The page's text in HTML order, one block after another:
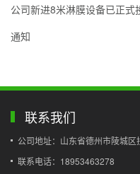
公司新进8米淋膜设备已正式
通知
联系我们
公司地址：山东省德州市陵城
联系电话：18953463278